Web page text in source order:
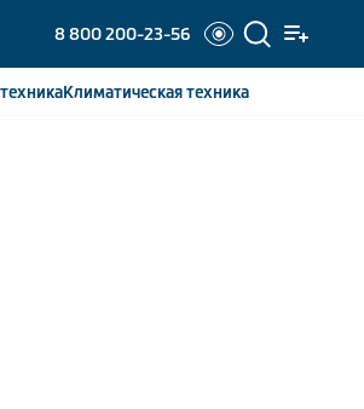
8 800 200-23-56
техникаКлиматическаятехника